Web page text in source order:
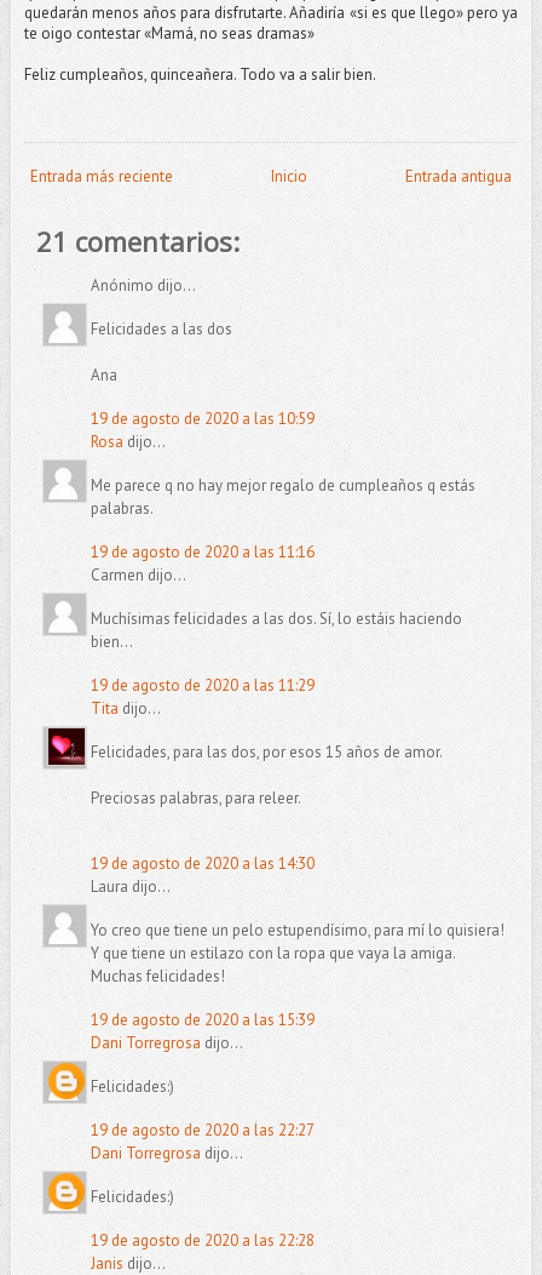
quedarán menos años para disfrutarte. Añadiría «si es que llego» pero ya
te oigo contestar «Mamá, no seas dramas»
Feliz cumpleaños, quinceañera. Todo va a salir bien.
Entrada más reciente Entrada antigua
Inicio
21 comentarios:
Anónimo dijo...
Felicidades a las dos
Ana
19 de agosto de 2020 a las 10:59
Rosa dijo...
Me parece q no hay mejor regalo de cumpleaños q estás
palabras.
19 de agosto de 2020 a las 11:16
Carmen dijo...
Muchísimas felicidades a las dos. Sí, lo estáis haciendo
bien...
19 de agosto de 2020 a las 11:29
Tita dijo...
Felicidades, para las dos, por esos 15 años de amor.
Preciosas palabras, para releer.
19 de agosto de 2020 a las 14:30
Laura dijo...
Yo creo que tiene un pelo estupendísimo, para mí lo quisiera!
Y que tiene un estilazo con la ropa que vaya la amiga.
Muchas felicidades!
19 de agosto de 2020 a las 15:39
Dani Torregrosa dijo...
Felicidades:)
19 de agosto de 2020 a las 22:27
Dani Torregrosa dijo...
Felicidades:)
19 de agosto de 2020 a las 22:28
Janis dijo...